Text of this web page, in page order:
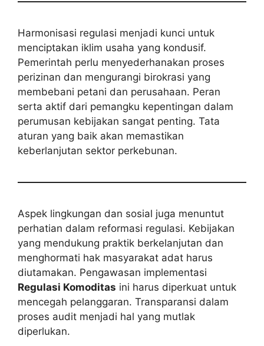
Harmonisasi regulasi menjadi kunci untuk
menciptakan iklim usaha yang kondusif.
Pemerintah perlu menyederhanakan proses
perizinan dan mengurangi birokrasi yang
membebani petani dan perusahaan. Peran
serta aktif dari pemangku kepentingan dalam
perumusan kebijakan sangat penting. Tata
aturan yang baik akan memastikan
keberlanjutan sektor perkebunan.
Aspek lingkungan dan sosial juga menuntut
perhatian dalam reformasi regulasi. Kebijakan
yang mendukung praktik berkelanjutan dan
menghormati hak masyarakat adat harus
diutamakan. Pengawasan implementasi
Regulasi Komoditas ini harus diperkuat untuk
mencegah pelanggaran. Transparansi dalam
proses audit menjadi hal yang mutlak
diperlukan.